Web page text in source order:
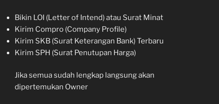
Bikin LOI (Letter of Intend) atau Surat Minat
Kirim Compro (Company Profile)
Kirim SKB (Surat Keterangan Bank) Terbaru
Kirim SPH (Surat Penutupan Harga)
Jika semua sudah lengkap langsung akan
dipertemukan Owner